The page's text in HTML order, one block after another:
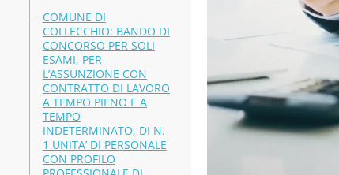
COMUNE DI
COLLECCHIO: BANDO DI
CONCORSO PER SOLI
ESAMI, PER
L’ASSUNZIONE CON
CONTRATTO DI LAVORO
A TEMPO PIENO E A
TEMPO
INDETERMINATO, DI N.
1 UNITA’ DI PERSONALE
CON PROFILO